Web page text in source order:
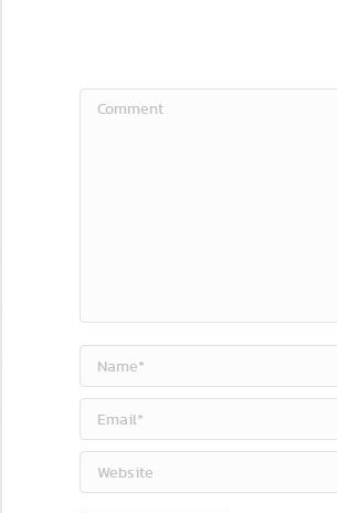
Comment
Name *
Email *
Website